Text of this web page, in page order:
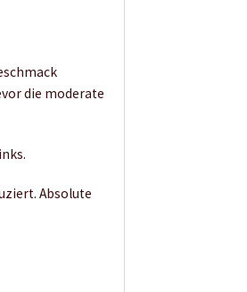
die moderate
Absolute